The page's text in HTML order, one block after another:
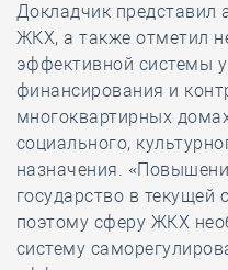
Докладчик представил
ЖКХ, а также отметил
эффективной системы
финансирования и
многоквартирных
социального,
назначения.
государство в текущей
поэтому сферу ЖКХ
систему